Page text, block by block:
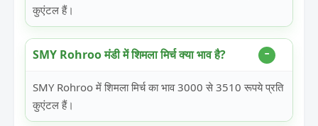
कुएंटल हैं।
SMY Rohroo मंडी में शिमला मिर्च क्या भाव है?
SMY Rohroo में शिमला मिर्च का भाव 3000 से 3510 रूपये प्रति
कुएंटल हैं।